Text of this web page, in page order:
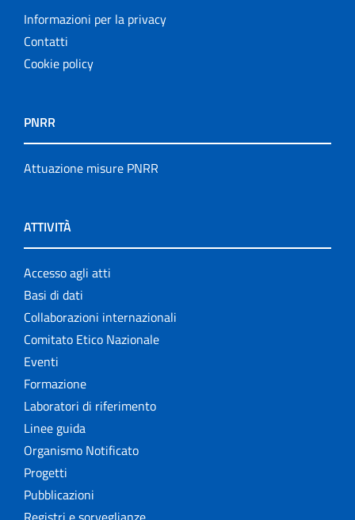
Informazioni per la privacy
Contatti
Cookie policy
PNRR
Attuazione misure PNRR
ATTIVITÀ
Accesso agli atti
Basi di dati
Collaborazioni internazionali
Comitato Etico Nazionale
Eventi
Formazione
Laboratori di riferimento
Linee guida
Organismo Notificato
Progetti
Pubblicazioni